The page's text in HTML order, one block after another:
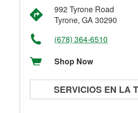
992 Tyrone Road
Tyrone, GA 30290
(678) 364-6510
Shop Now
SERVICIOS EN LA